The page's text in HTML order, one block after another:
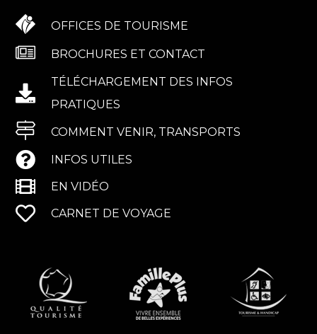
OFFICES DE TOURISME
BROCHURES ET CONTACT
TÉLÉCHARGEMENT DES INFOS
PRATIQUES
COMMENT VENIR, TRANSPORTS
INFOS UTILES
EN VIDÉO
CARNET DE VOYAGE